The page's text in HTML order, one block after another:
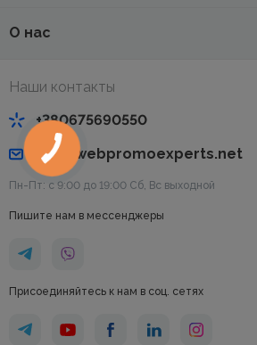
О нас
Наши контакты
+380675690550
info@webpromoexperts.net
Пн-Пт: с 9:00 до 19:00 Cб, Вс выходной
Пишите нам в мессенджеры
Присоединяйтесь к нам в соц. сетях